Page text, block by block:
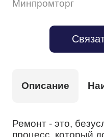
Минпромторг
Описание
Ремонт - это,
процесс, который